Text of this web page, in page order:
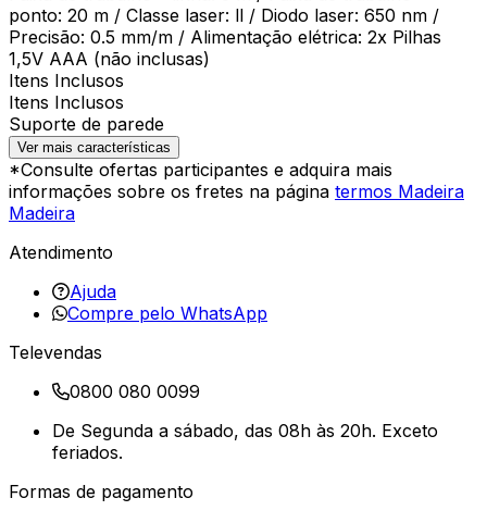
ponto: 20 m / Classe laser: ll / Diodo laser: 650 nm /
Precisão: 0.5 mm/m / Alimentação elétrica: 2x Pilhas
1,5V AAA (não inclusas)
Itens Inclusos
Itens Inclusos
Suporte de parede
Ver mais características
*Consulte ofertas participantes e adquira mais
informações sobre os fretes na página termos Madeira
Madeira
Atendimento
Ajuda
Compre pelo WhatsApp
Televendas
0800 080 0099
De Segunda a sábado, das 08h às 20h. Exceto
feriados.
Formas de pagamento